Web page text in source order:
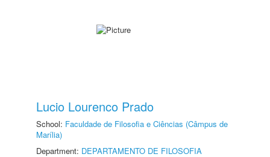
Lucio Lourenco Prado
School: Faculdade de Filosofia e Ciências (Câmpus de
Marília)
Department: DEPARTAMENTO DE FILOSOFIA